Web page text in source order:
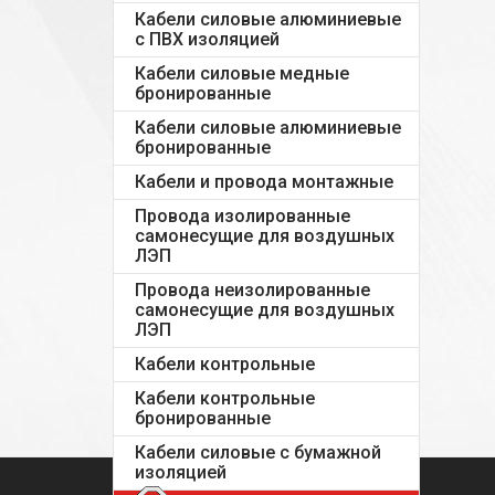
Кабели силовые алюминиевые
с ПВХ изоляцией
Кабели силовые медные
бронированные
Кабели силовые алюминиевые
бронированные
Кабели и провода монтажные
Провода изолированные
самонесущие для воздушных
ЛЭП
Провода неизолированные
самонесущие для воздушных
ЛЭП
Кабели контрольные
Кабели контрольные
бронированные
Кабели силовые с бумажной
изоляцией